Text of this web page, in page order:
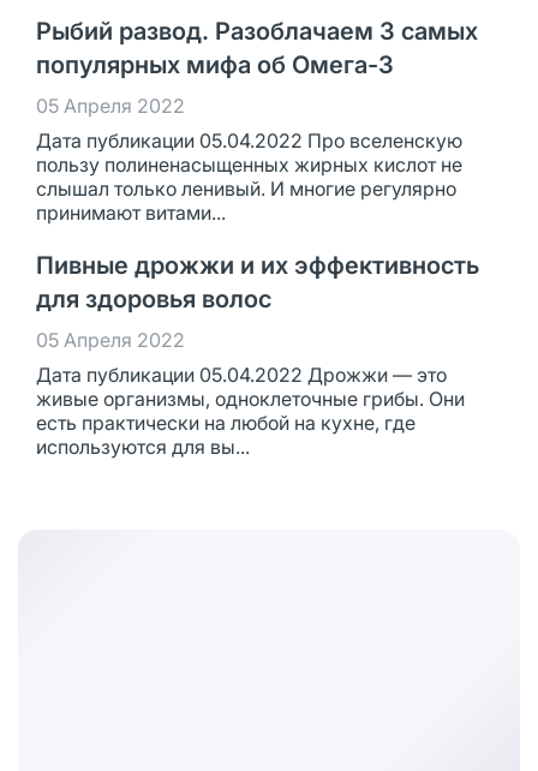
Рыбий развод. Разоблачаем 3 самых
популярных мифа об Омега-3
05 Апреля 2022
Дата публикации 05.04.2022 Про вселенскую
пользу полиненасыщенных жирных кислот не
слышал только ленивый. И многие регулярно
принимают витами...
Пивные дрожжи и их эффективность
для здоровья волос
05 Апреля 2022
Дата публикации 05.04.2022 Дрожжи — это
живые организмы, одноклеточные грибы. Они
есть практически на любой на кухне, где
используются для вы...